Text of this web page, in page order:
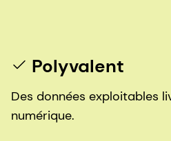
Polyvalent
Des données exploitables
numérique.